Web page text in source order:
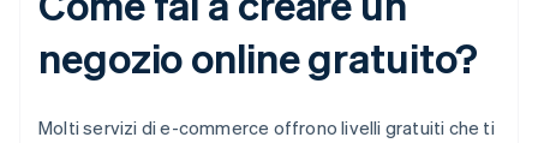
negozio online gratuito?
Molti servizi di e-commerce offrono livelli gratuiti che ti